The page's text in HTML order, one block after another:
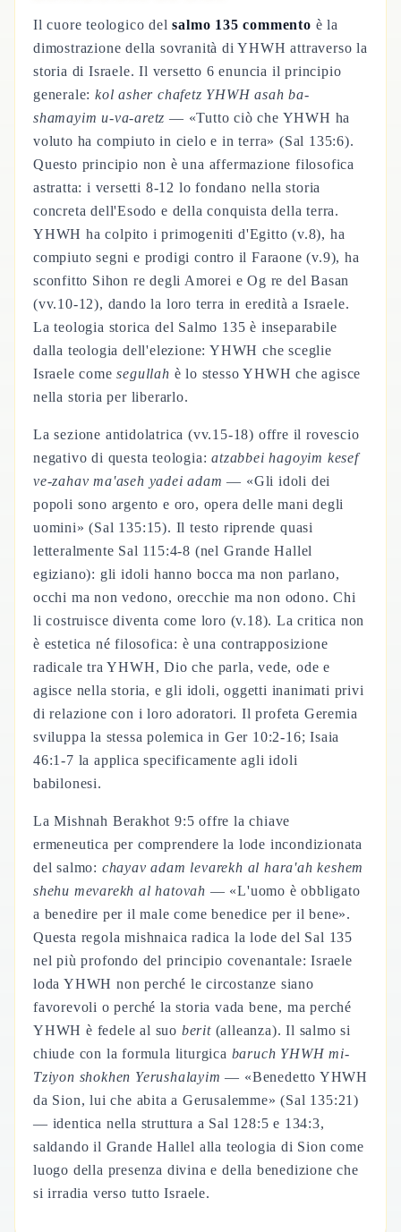
Il cuore teologico delsalmo 135 commento è la
dimostrazione della sovranità di YHWH attraverso la
storia di Israele. Il versetto 6 enuncia il principio
generale: kol asher chafetz YHWH asah ba-
shamayim u-va-aretz — «Tutto ciò che YHWH ha
voluto ha compiuto in cielo e in terra» (Sal 135:6).
Questo principio non è una affermazione filosofica
astratta: i versetti 8-12 lo fondano nella storia
concreta dell'Esodo e della conquista della terra.
YHWH ha colpito i primogeniti d'Egitto (v.8), ha
compiuto segni e prodigi contro il Faraone (v.9), ha
sconfitto Sihon re degli Amorei e Og re del Basan
(vv.10-12), dando la loro terra in eredità a Israele.
La teologia storica del Salmo 135 è inseparabile
dalla teologia dell'elezione: YHWH che sceglie
Israele comesegullah è lo stesso YHWH che agisce
nella storia per liberarlo.
La sezione antidolatrica (vv.15-18) offre il rovescio
negativo di questa teologia:atzabbei hagoyim kesef
ve-zahav ma'aseh yadei adam — «Gli idoli dei
popoli sono argento e oro, opera delle mani degli
uomini» (Sal 135:15). Il testo riprende quasi
letteralmente Sal 115:4-8 (nel Grande Hallel
egiziano): gli idoli hanno bocca ma non parlano,
occhi ma non vedono, orecchie ma non odono. Chi
li costruisce diventa come loro (v.18). La critica non
è estetica né filosofica: è una contrapposizione
radicale tra YHWH, Dio che parla, vede, ode e
agisce nella storia, e gli idoli, oggetti inanimati privi
di relazione con i loro adoratori. Il profeta Geremia
sviluppa la stessa polemica in Ger 10:2-16; Isaia
46:1-7 la applica specificamente agli idoli
babilonesi.
La Mishnah Berakhot 9:5 offre la chiave
ermeneutica per comprendere la lode incondizionata
del salmo: chayav adam levarekh al hara'ah keshem
shehu mevarekh al hatovah — «L'uomo è obbligato
a benedire per il male come benedice per il bene».
Questa regola mishnaica radica la lode del Sal 135
nel più profondo del principio covenantale: Israele
loda YHWH non perché le circostanze siano
favorevoli o perché la storia vada bene, ma perché
YHWH è fedele al suo berit(alleanza). Il salmo si
chiude con la formula liturgica baruch YHWH mi-
Tziyon shokhen Yerushalayim — «Benedetto YHWH
da Sion, lui che abita a Gerusalemme» (Sal 135:21)
— identica nella struttura a Sal 128:5 e 134:3,
saldando il Grande Hallel alla teologia di Sion come
luogo della presenza divina e della benedizione che
si irradia verso tutto Israele.